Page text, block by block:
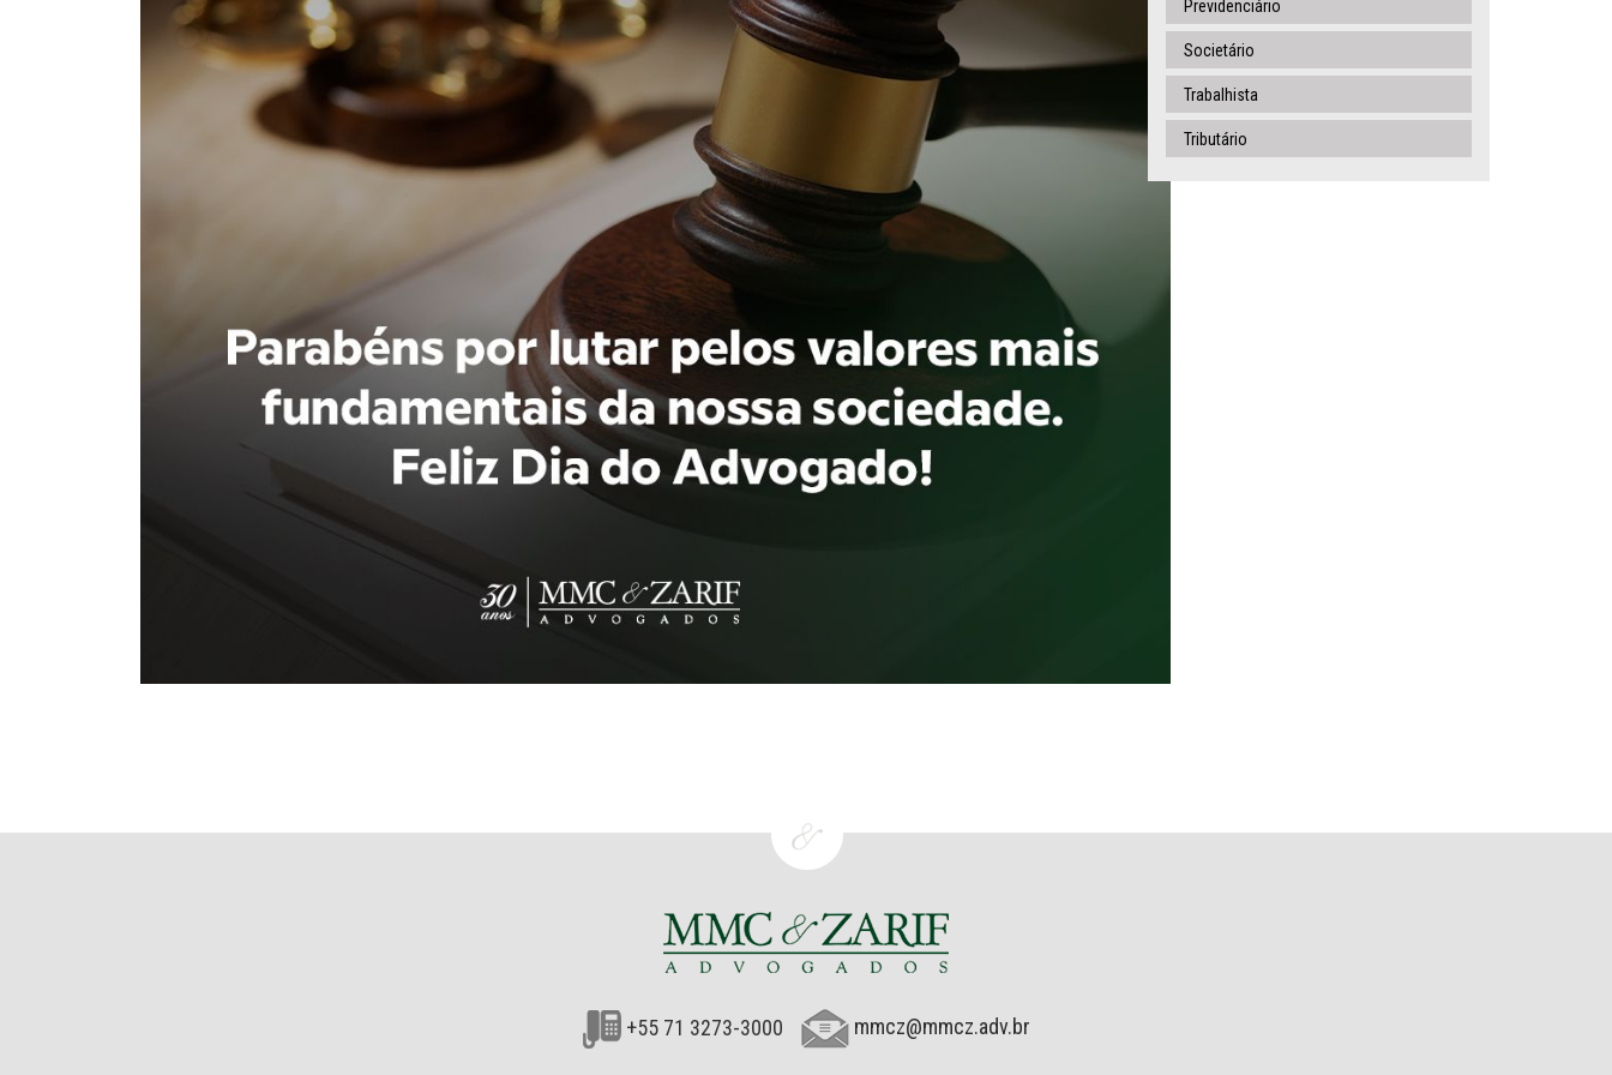
Previdenciário
Societário
Trabalhista
Tributário
+55 71 3273-3000 mmcz@mmcz.adv.br